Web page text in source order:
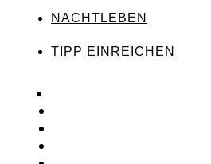
NACHTLEBEN
TIPP EINREICHEN